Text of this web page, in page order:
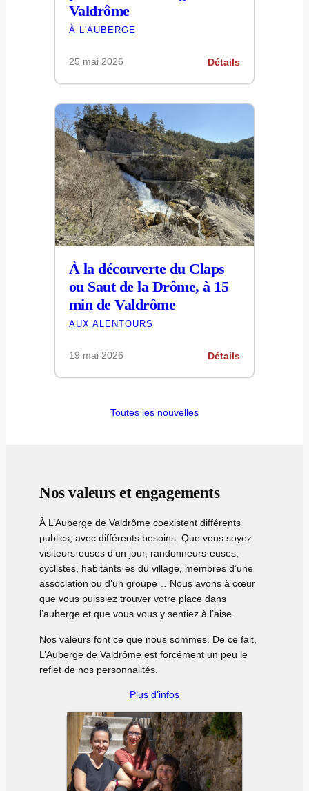
Valdrôme
À L'AUBERGE
25 mai 2026 Détails
À la découverte du Claps
ou Saut de la Drôme, à 15
min de Valdrôme
AUX ALENTOURS
19 mai 2026 Détails
Toutes les nouvelles
Nos valeurs et engagements
À L’Auberge de Valdrôme coexistent différents
publics, avec différents besoins. Que vous soyez
visiteurs·euses d’un jour, randonneurs·euses,
cyclistes, habitants·es du village, membres d’une
association ou d’un groupe… Nous avons à cœur
que vous puissiez trouver votre place dans
l’auberge et que vous vous y sentiez à l’aise.
Nos valeurs font ce que nous sommes. De ce fait,
L’Auberge de Valdrôme est forcément un peu le
reflet de nos personnalités.
Plus d’infos